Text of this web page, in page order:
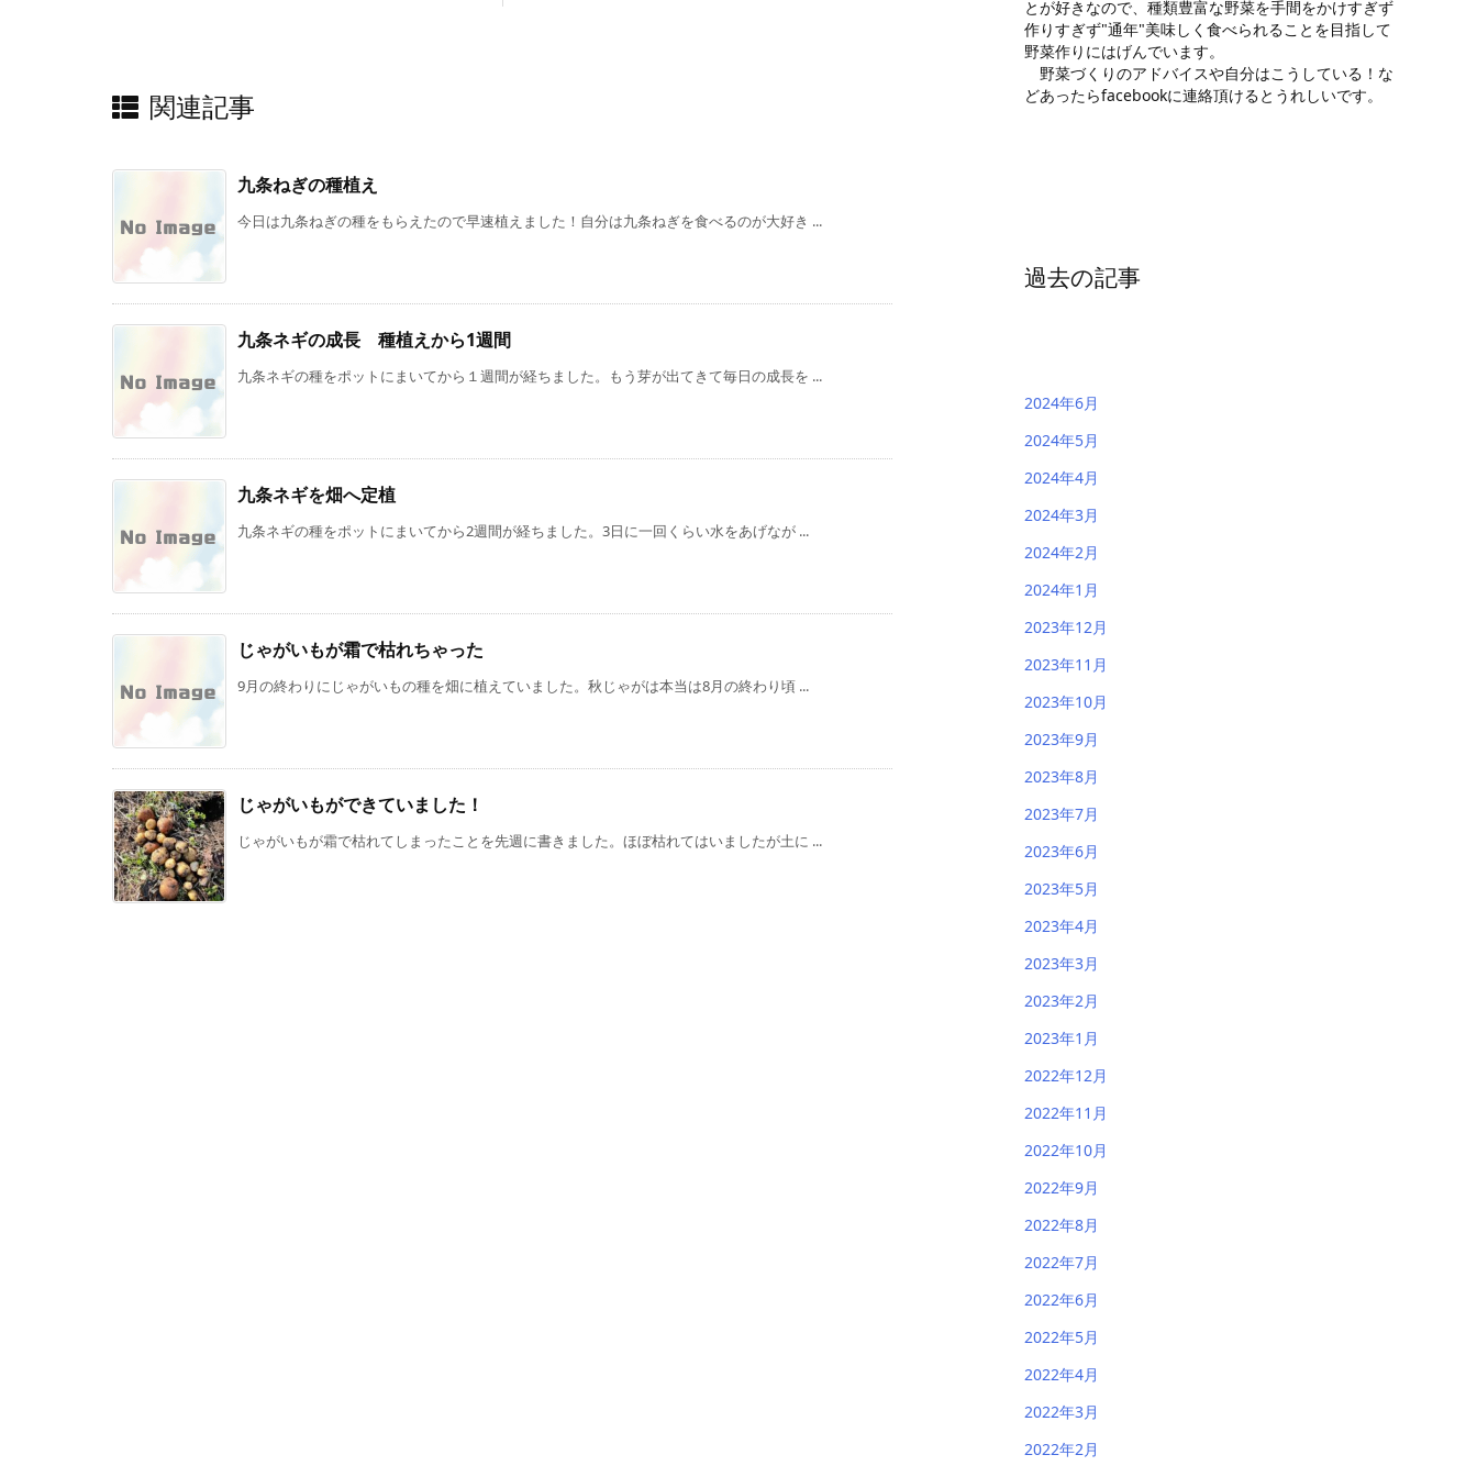
関連記事
九条ねぎの種植え
今日は九条ねぎの種をもらえたので早速植えました！自分は九条ねぎを食べるのが大好き ...
九条ネギの成長 種植えから1週間
九条ネギの種をポットにまいてから１週間が経ちました。もう芽が出てきて毎日の成長を ...
九条ネギを畑へ定植
九条ネギの種をポットにまいてから2週間が経ちました。3日に一回くらい水をあげなが ...
じゃがいもが霜で枯れちゃった
9月の終わりにじゃがいもの種を畑に植えていました。秋じゃがは本当は8月の終わり頃 ...
じゃがいもができていました！
じゃがいもが霜で枯れてしまったことを先週に書きました。ほぼ枯れてはいましたが土に ...
とが好きなので、種類豊富な野菜を手間をかけすぎず
作りすぎず"通年"美味しく食べられることを目指して
野菜作りにはげんでいます。
野菜づくりのアドバイスや自分はこうしている！な
どあったらfacebookに連絡頂けるとうれしいです。
過去の記事
2024年6月
2024年5月
2024年4月
2024年3月
2024年2月
2024年1月
2023年12月
2023年11月
2023年10月
2023年9月
2023年8月
2023年7月
2023年6月
2023年5月
2023年4月
2023年3月
2023年2月
2023年1月
2022年12月
2022年11月
2022年10月
2022年9月
2022年8月
2022年7月
2022年6月
2022年5月
2022年4月
2022年3月
2022年2月